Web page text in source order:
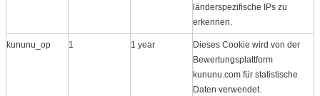
länderspezifische IPs zu
erkennen.
kununu_op 1 1 year
Dieses Cookie wird von der
Bewertungsplattform
kununu.com für statistische
Daten verwendet.